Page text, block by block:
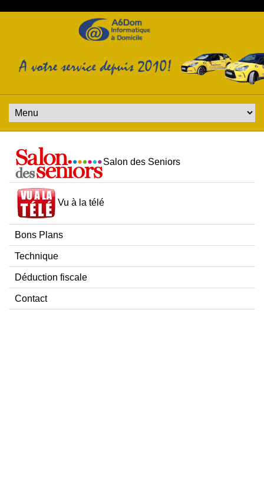
Salon des Seniors
Vu à la télé
Bons Plans
Technique
Déduction fiscale
Contact